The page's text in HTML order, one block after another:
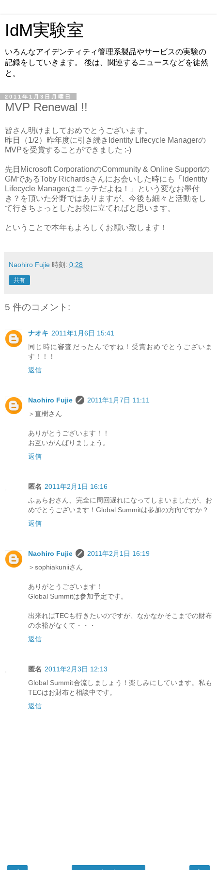
IdM実験室
いろんなアイデンティティ管理系製品やサービスの実験の
記録をしていきます。 後は、関連するニュースなどを徒然
と。
2011年1月3日月曜日
MVP Renewal !!
皆さん明けましておめでとうございます。
昨日（1/2）昨年度に引き続きIdentity Lifecycle Managerの
MVPを受賞することができました :-)
先日Microsoft CorporationのCommunity & Online Supportの
GMであるToby Richardsさんにお会いした時にも「Identity
Lifecycle Managerはニッチだよね！」という変なお墨付
き？を頂いた分野ではありますが、今後も細々と活動をし
て行きちょっとしたお役に立てればと思います。
ということで本年もよろしくお願い致します！
Naohiro Fujie 時刻: 0:28
共有
5 件のコメント:
ナオキ 2011年1月6日 15:41
同じ時に審査だったんですね！受賞おめでとうございま
す！！！
返信
Naohiro Fujie
2011年1月7日 11:11
＞直樹さん
ありがとうございます！！
お互いがんばりましょう。
返信
匿名 2011年2月1日 16:16
ふぁらおさん、完全に周回遅れになってしまいましたが、お
めでとうございます！Global Summitは参加の方向ですか？
返信
Naohiro Fujie
2011年2月1日 16:19
＞sophiakuniiさん
ありがとうございます！
Global Summitは参加予定です。
出来ればTECも行きたいのですが、なかなかそこまでの財布
の余裕がなくて・・・
返信
匿名 2011年2月3日 12:13
Global Summit合流しましょう！楽しみにしています。私も
TECはお財布と相談中です。
返信